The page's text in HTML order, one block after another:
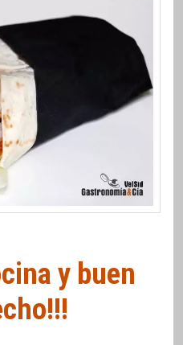
y buen